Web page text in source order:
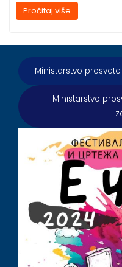
Pročitaj više
Ministarstvo
Ministarstvo